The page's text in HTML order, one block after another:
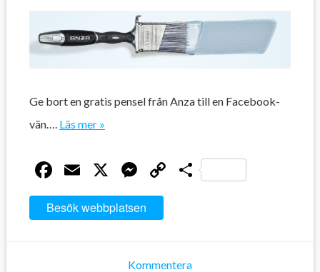
Ge bort en gratis pensel från Anza till en Facebook-
vän…. Läs mer »
Facebook
Email
X Messenger
CopyDela
Besök webbplatsen
Kommentera